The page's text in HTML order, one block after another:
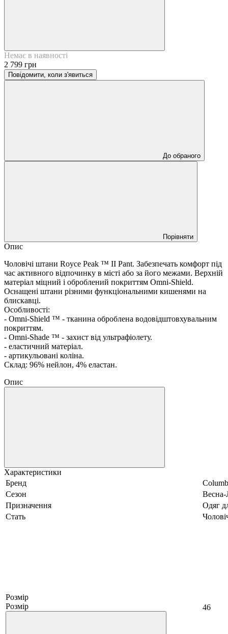
Немає в наявності
2 799 грн
Повідомити, коли з'явиться
До обраного
Порівняти
Опис
Чоловічі штани Royce Peak ™ II Pant. Забезпечать комфорт під
час активного відпочинку в місті або за його межами. Верхній
матеріал міцний і оброблений покриттям Omni-Shield.
Оснащені штани різними функціональними кишенями на
блискавці.
Особливості:
- Omni-Shield ™ - тканина оброблена водовідштовхувальним
покриттям.
- Omni-Shade ™ - захист від ультрафіолету.
- еластичний матеріал.
- артикульовані коліна.
Склад: 96% нейлон, 4% еластан.
Опис
Характеристики
Бренд
Сезон
Весна-
Призначення
Одяг
Стать
Розмір
Розмір
46